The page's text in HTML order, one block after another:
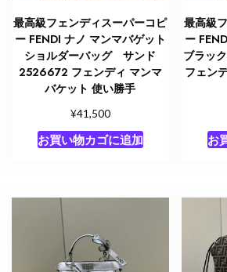
最高級フェンディスーパーコピ
ー FENDI ナノ マンマバゲット
ショルダーバッグ サンド
2526672 フェンディ マンマ
バケット 使い勝手
¥41,500
お買い物カゴに追加
最高級
ー
ブラッ
フェン
お